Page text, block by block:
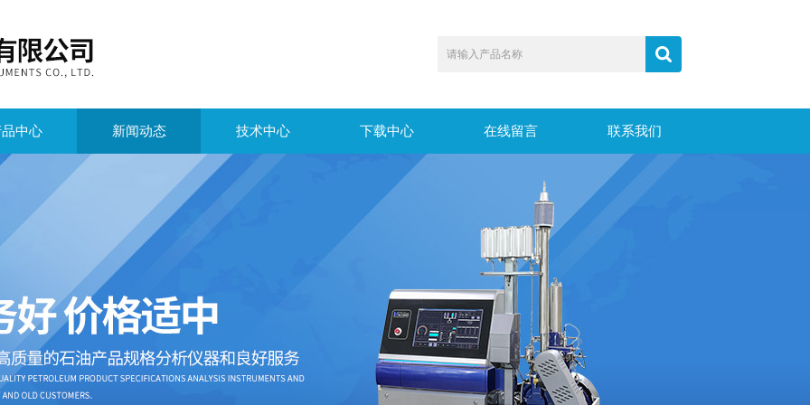
中心 新闻动态 技术中心 下载中心 在线留言 联系我们